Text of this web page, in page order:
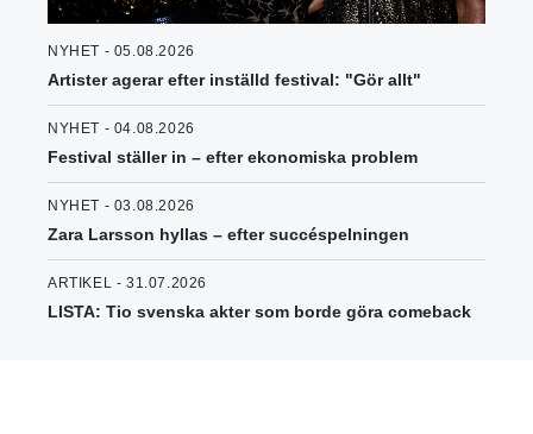
NYHET - 05.08.2026
Artister agerar efter inställd festival: "Gör allt"
NYHET - 04.08.2026
Festival ställer in – efter ekonomiska problem
NYHET - 03.08.2026
Zara Larsson hyllas – efter succéspelningen
ARTIKEL - 31.07.2026
LISTA: Tio svenska akter som borde göra comeback